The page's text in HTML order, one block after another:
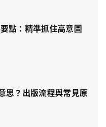
點：精準抓住高意圖
思？出版流程與常見原